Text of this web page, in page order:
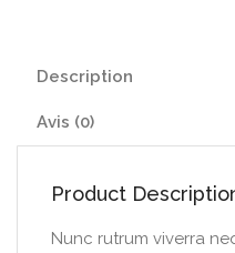
Description
Avis (0)
Product
Nunc rutrum viverra